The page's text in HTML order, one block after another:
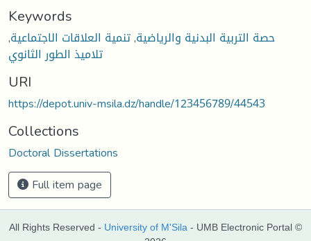
Keywords
حصة التربية البدنية والرياضية,تنمية العلاقات الاجتماعية,
تلاميذ الطور الثانوي
URI
https://depot.univ-msila.dz/handle/123456789/44543
Collections
Doctoral Dissertations
Full item page
All Rights Reserved - University of M'Sila - UMB Electronic Portal ©